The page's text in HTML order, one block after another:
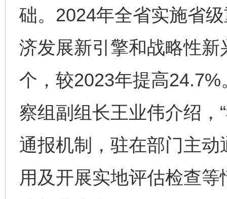
础。2024年全省实施省
济发展新引擎和战略性
个，较2023年提高
察组副组长王业伟介绍，
通报机制，驻在部门主
用及开展实地评估检查